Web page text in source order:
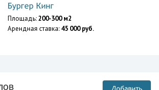
Бургер Кинг
Площадь: 200-300 м2
Арендная ставка: 45 000 руб.
Добавить